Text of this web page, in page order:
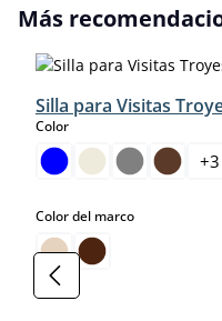
Omitir la galería de
Más
Silla para Visitas
Colorselect
+3
Color del marcoselect